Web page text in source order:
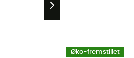
Øko-fremstillet